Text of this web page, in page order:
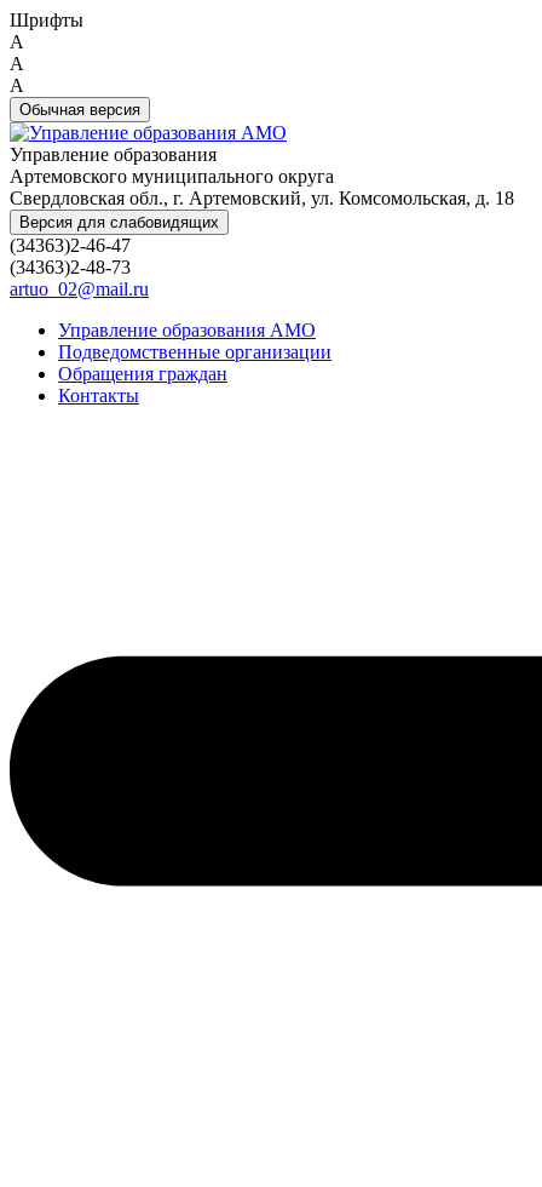
Шрифты
A
A
A
Обычная версия
Управление образования
Артемовского муниципального округа
Свердловская обл., г. Артемовский, ул. Комсомольская, д. 18
Версия для слабовидящих
(34363)2-46-47
(34363)2-48-73
artuo_02@mail.ru
Управление образования АМО
Подведомственные организации
Обращения граждан
Контакты